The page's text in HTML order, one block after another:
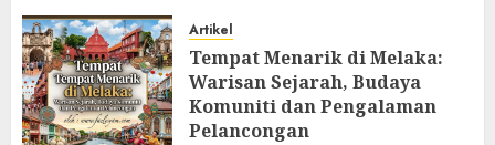
Artikel
Tempat Menarik di Melaka:
Warisan Sejarah, Budaya
Komuniti dan Pengalaman
Pelancongan